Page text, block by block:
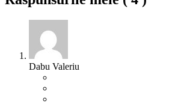
Dabu Valeriu